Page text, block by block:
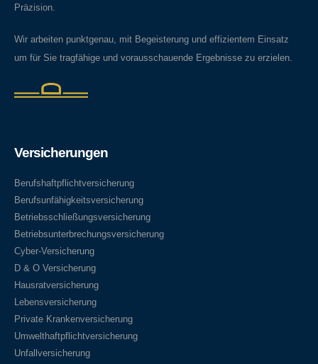
Präzision.
Wir arbeiten punktgenau, mit Begeisterung und effizientem Einsatz
um für Sie tragfähige und vorausschauende Ergebnisse zu erzielen.
Versicherungen
Berufshaftpflichtversicherung
Berufsunfähigkeitsversicherung
Betriebsschließungsversicherung
Betriebsunterbrechungsversicherung
Cyber-Versicherung
D & O Versicherung
Hausratversicherung
Lebensversicherung
Private Krankenversicherung
Umwelthaftpflichtversicherung
Unfallversicherung